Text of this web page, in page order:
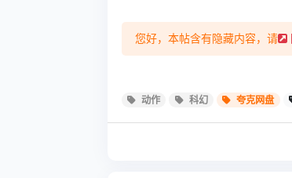
您好，本帖含有隐藏内容，请
动作 科幻 夸克网盘